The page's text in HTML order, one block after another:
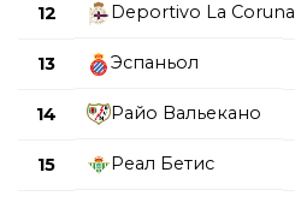
12 Deportivo La Coruna
13 Эспаньол
14 Райо Вальекано
15 Реал Бетис